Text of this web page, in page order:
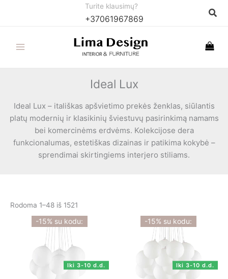
Turite klausimų?
+37061967869
Ideal Lux
Ideal Lux – itališkas apšvietimo prekės ženklas, siūlantis
platų modernių ir klasikinių šviestuvų pasirinkimą namams
bei komercinėms erdvėms. Kolekcijose dera
funkcionalumas, estetiškas dizainas ir patikima kokybė –
sprendimai skirtingiems interjero stiliams.
Rodoma 1–48 iš 1521
-15% su kodu:
Iki 3-10 d.d.
-15% su kodu:
Iki 3-10 d.d.